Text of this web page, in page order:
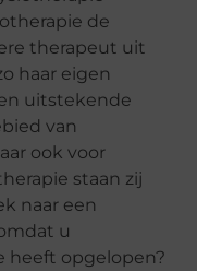
de
therapeut uit
haar eigen
uitstekende
van
ook voor
staan zij
naar een
u
heeft opgelopen?